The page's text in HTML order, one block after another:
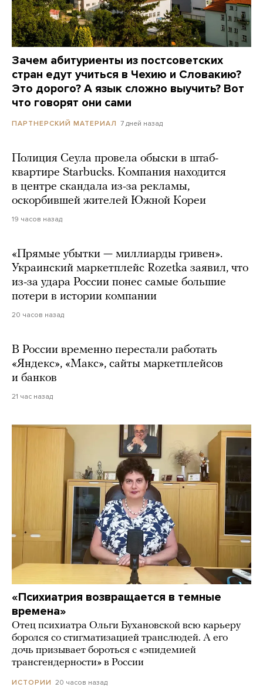
Зачем абитуриенты из постсоветских
стран едут учиться в Чехию и Словакию?
Это дорого? А язык сложно выучить? Вот
что говорят они сами
ПАРТНЕРСКИЙ МАТЕРИАЛ 7 дней назад
Полиция Сеула провела обыски в штаб-
квартире Starbucks. Компания находится
в центре скандала из-за рекламы,
оскорбившей жителей Южной Кореи
19 часов назад
«Прямые убытки — миллиарды гривен».
Украинский маркетплейс Rozetka заявил, что
из-за удара России понес самые большие
потери в истории компании
20 часов назад
В России временно перестали работать
«Яндекс», «Макс», сайты маркетплейсов
и банков
21 час назад
«Психиатрия возвращается в темные
времена»
Отец психиатра Ольги Бухановской всю карьеру
боролся со стигматизацией транслюдей. А его
дочь призывает бороться с «эпидемией
трансгендерности» в России
ИСТОРИИ 20 часов назад